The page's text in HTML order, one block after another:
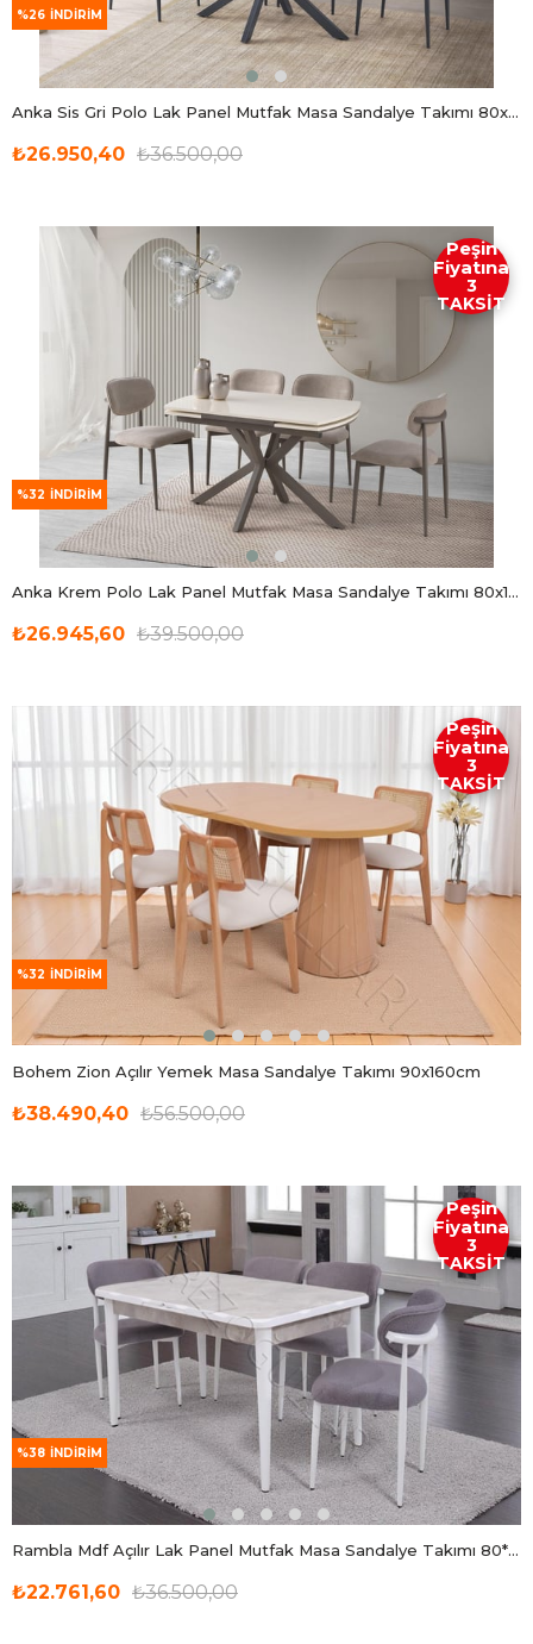
Anka Sis Gri Polo Lak Panel Mutfak Masa Sandalye Takımı 80x120
₺26.950,40 ₺36.500,00
%26 İNDIRIM
Anka Krem Polo Lak Panel Mutfak Masa Sandalye Takımı 80x120
₺26.945,60 ₺39.500,00
%32 İNDIRIM
Peşin
Fiyatına
3
TAKSİT
Bohem Zion Açılır Yemek Masa Sandalye Takımı 90x160cm
₺38.490,40 ₺56.500,00
%32 İNDIRIM
Peşin
Fiyatına
3
TAKSİT
Rambla Mdf Açılır Lak Panel Mutfak Masa Sandalye Takımı 80*130cm
₺22.761,60 ₺36.500,00
%38 İNDIRIM
Peşin
Fiyatına
3
TAKSİT